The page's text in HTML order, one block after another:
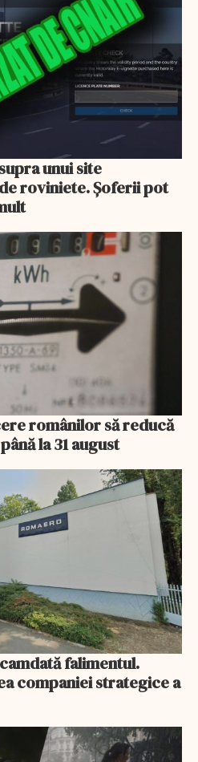
unui site
roviniete. Șoferii pot
românilor să reducă
la 31 august
falimentul.
companiei strategice a